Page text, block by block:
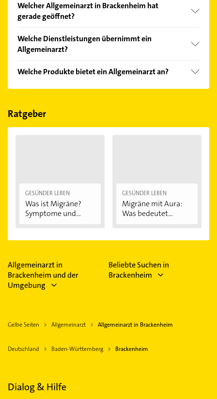
Kundenmeinungen und profitieren Sie von den
Empfehlungen. Die Suchergebnisse können Sie sich
Welcher Allgemeinarzt in Brackenheim hat
gerade geöffnet?
Bitte beachten Sie, dass diese an Sonn- und
Feiertagen abweichen können.
Welche Dienstleistungen übernimmt ein
Allgemeinarzt?
Blutdruckmessung, Belastungs-EKG, Diabetes, EKG
und Ernährungsberatung.
Welche Produkte bietet ein Allgemeinarzt an?
Das Angebot umfasst unter anderem Check-Up,
Ratgeber
GESÜNDER LEBEN
Was ist Migräne?
Symptome und...
GESÜNDER LEBEN
Migräne mit Aura:
Was bedeutet...
Allgemeinarzt in
Brackenheim und der
Umgebung
Beliebte Suchen in
Brackenheim
Gelbe Seiten Allgemeinarzt Allgemeinarzt in Brackenheim
Deutschland Baden-Württemberg Brackenheim
Dialog & Hilfe